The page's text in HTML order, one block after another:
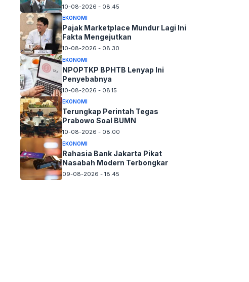
10-08-2026 - 08.45
EKONOMI
Pajak Marketplace Mundur Lagi Ini
Fakta Mengejutkan
10-08-2026 - 08.30
EKONOMI
NPOPTKP BPHTB Lenyap Ini
Penyebabnya
10-08-2026 - 08.15
EKONOMI
Terungkap Perintah Tegas
Prabowo Soal BUMN
10-08-2026 - 08.00
EKONOMI
Rahasia Bank Jakarta Pikat
Nasabah Modern Terbongkar
09-08-2026 - 18.45